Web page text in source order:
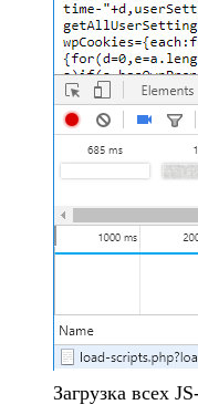
Загрузка всех